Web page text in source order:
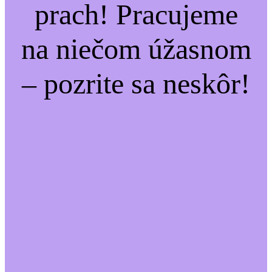
prach! Pracujeme
na niečom úžasnom
– pozrite sa neskôr!